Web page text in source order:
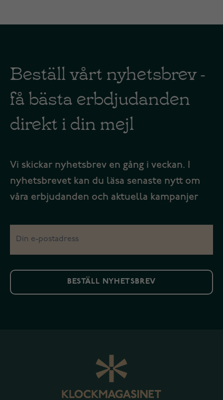
Beställ vårt nyhetsbrev -
få bästa erbdjudanden
direkt i din mejl
Vi skickar nyhetsbrev en gång i veckan. I
nyhetsbrevet kan du läsa senaste nytt om
våra erbjudanden och aktuella kampanjer
BESTÄLL NYHETSBREV